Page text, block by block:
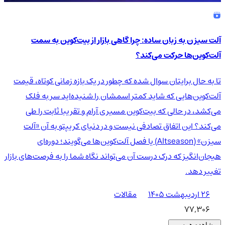
آلت سیزن به زبان ساده: چرا گاهی بازار از بیت‌کوین به سمت
آلت‌کوین‌ها حرکت می‌کند؟
تا به حال برایتان سوال شده که چطور در یک بازه زمانی کوتاه، قیمت
آلت‌کوین‌هایی که شاید کمتر اسمشان را شنیده‌اید سر به فلک
می‌کشد، در حالی که بیت‌کوین مسیری آرام و تقریبا ثابت را طی
می‌کند؟ این اتفاق تصادفی نیست و در دنیای کریپتو به آن «آلت
سیزن» (Altseason) یا فصل آلت‌کوین‌ها می‌گویند؛ دوره‌ای
هیجان‌انگیز که درک درست آن می‌تواند نگاه شما را به فرصت‌های بازار
تغییر دهد.
۲۶ اردیبهشت ۱۴۰۵
مقالات
77,306